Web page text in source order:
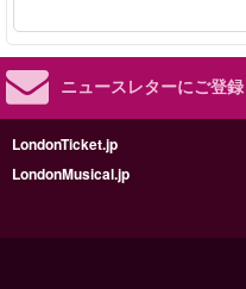
ニュースレターにご登録
LondonTicket.jp
LondonMusical.jp